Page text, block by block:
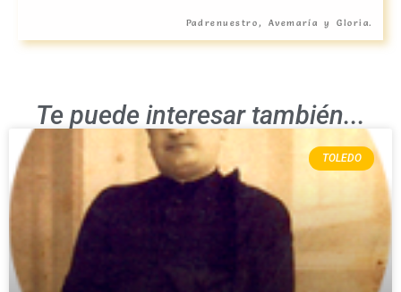
Padrenuestro, Avemaría y Gloria.
Te puede interesar también...
TOLEDO